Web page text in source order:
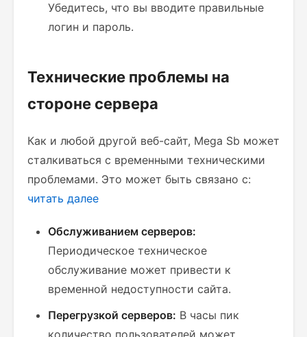
Убедитесь, что вы вводите правильные
логин и пароль.
Технические проблемы на
стороне сервера
Как и любой другой веб-сайт, Mega Sb может
сталкиваться с временными техническими
проблемами. Это может быть связано с:
читать далее
Обслуживанием серверов:
Периодическое техническое
обслуживание может привести к
временной недоступности сайта.
Перегрузкой серверов: В часы пик
количество пользователей может